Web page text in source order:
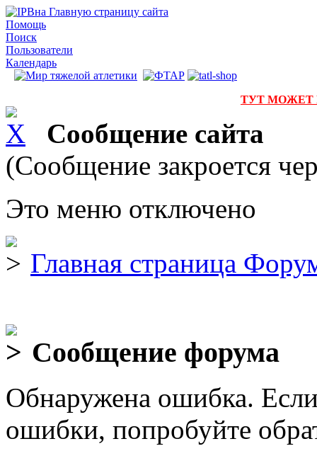
на Главную страницу сайта
Помощь
Поиск
Пользователи
Календарь
ТУТ МОЖЕТ
Сообщение сайта
(Сообщение закроется
Это меню отключено
Главная страница
Сообщение форума
Обнаружена ошибка.
ошибки, попробуйте